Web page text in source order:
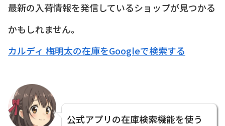
最新の入荷情報を発信しているショップが見つかる
かもしれません。
カルディ 梅明太の在庫をGoogleで検索する
公式アプリの在庫検索機能を使う